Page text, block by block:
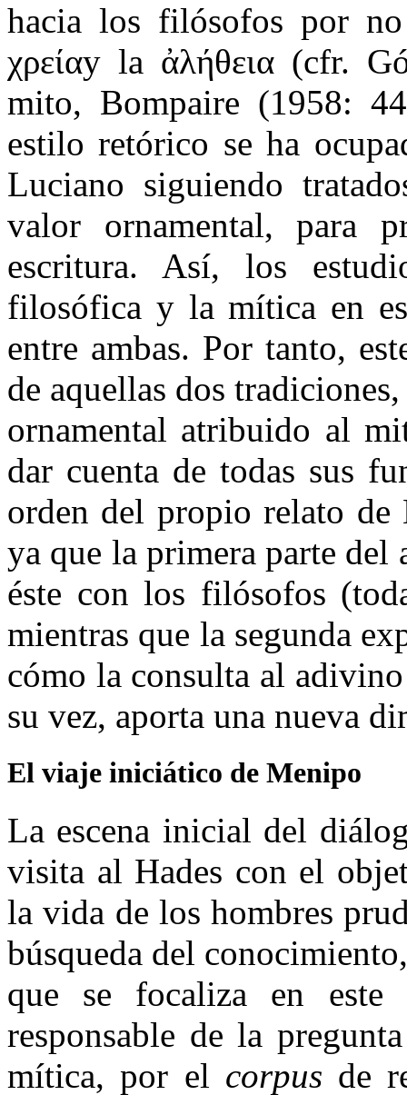
hacia los filósofos por
χρείαy la ἀλήθεια (cfr.
mito, Bompaire (1958:
estilo retórico se ha
Luciano siguiendo
valor ornamental, para
escritura. Así, los
filosófica y la mítica en
entre ambas. Por tanto,
de aquellas dos
ornamental atribuido al
dar cuenta de todas sus
orden del propio relato
ya que la primera parte del
éste con los filósofos
mientras que la segunda
cómo la consulta al
su vez, aporta una nueva
El viaje iniciático de Menipo
La escena inicial del
visita al Hades con el
la vida de los hombres
búsqueda del
que se focaliza en
responsable de la
mítica, por el corpus de